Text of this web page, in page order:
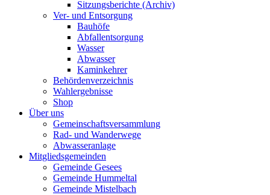
Sitzungsberichte (Archiv)
Ver- und Entsorgung
Bauhöfe
Abfallentsorgung
Wasser
Abwasser
Kaminkehrer
Behördenverzeichnis
Wahlergebnisse
Shop
Über uns
Gemeinschaftsversammlung
Rad- und Wanderwege
Abwasseranlage
Mitgliedsgemeinden
Gemeinde Gesees
Gemeinde Hummeltal
Gemeinde Mistelbach